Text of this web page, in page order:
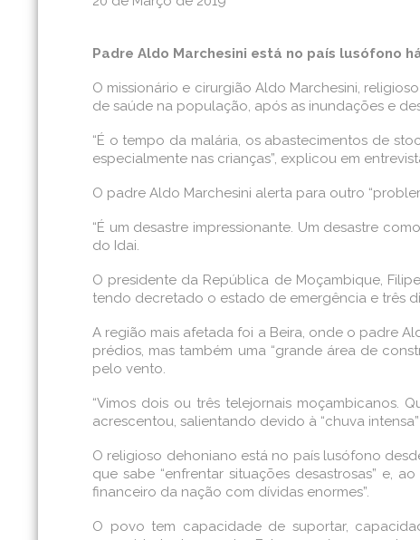
Padre Aldo Marchesini está no país lusófono
O missionário e cirurgião Aldo Marchesini,
de saúde na população, após as inundações e
“É o tempo da malária, os abastecimentos de
especialmente nas crianças”, explicou em
O padre Aldo Marchesini alerta para outro
“É um desastre impressionante. Um desastre
do Idai.
O presidente da República de Moçambique,
tendo decretado o estado de emergência e três
A região mais afetada foi a Beira, onde o padre
prédios, mas também uma “grande área de
pelo vento.
“Vimos dois ou três telejornais moçambicanos.
acrescentou, salientando devido à “chuva
O religioso dehoniano está no país lusófono
que sabe “enfrentar situações desastrosas” e,
financeiro da nação com dívidas enormes”.
O povo tem capacidade de suportar,